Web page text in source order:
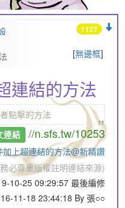
[無邊框]
1127
連結的方法
點擊的方法 „
連結 //n.sfs.tw/10253
加上超連結的方法@新精讚
必尊重版權註明連結來源)
10-25 09:29:57 最後編修
11-18 23:44:18 By 張○○